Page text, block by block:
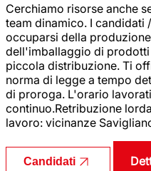
Cerchiamo risorse anche
team dinamico. I candidati
occuparsi della
dell'imballaggio di
piccola distribuzione. Ti
norma di legge a tempo
di proroga. L'orario
continuo.Retribuzione
lavoro: vicinanze
Candidati